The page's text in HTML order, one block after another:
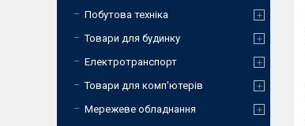
Побутова техніка
Товари для будинку
Електротранспорт
Товари для комп'ютерів
Мережеве обладнання